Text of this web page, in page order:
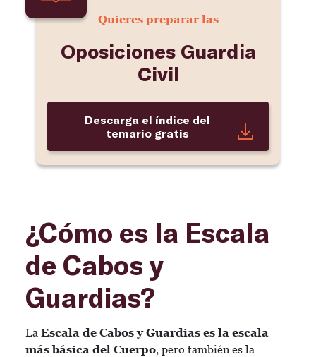
Quieres preparar las
Oposiciones Guardia
Civil
Descarga el índice del
temario gratis
¿Cómo es la Escala
de Cabos y
Guardias?
La Escala de Cabos y Guardias es la escala
más básica del Cuerpo, pero también es la